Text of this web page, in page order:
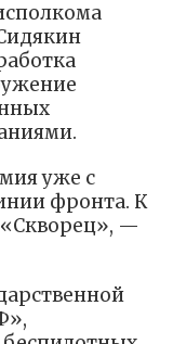
уже с
фронта. К
—